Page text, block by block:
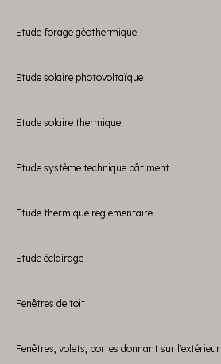
Etude forage géothermique
Etude solaire photovoltaïque
Etude solaire thermique
Etude système technique bâtiment
Etude thermique reglementaire
Etude éclairage
Fenêtres de toit
Fenêtres, volets, portes donnant sur l'extérieur